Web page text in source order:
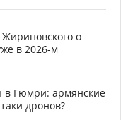
о
в 2026-м
в Гюмри: армянские
дронов?